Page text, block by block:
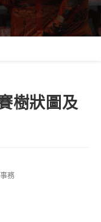
樹狀圖及
務